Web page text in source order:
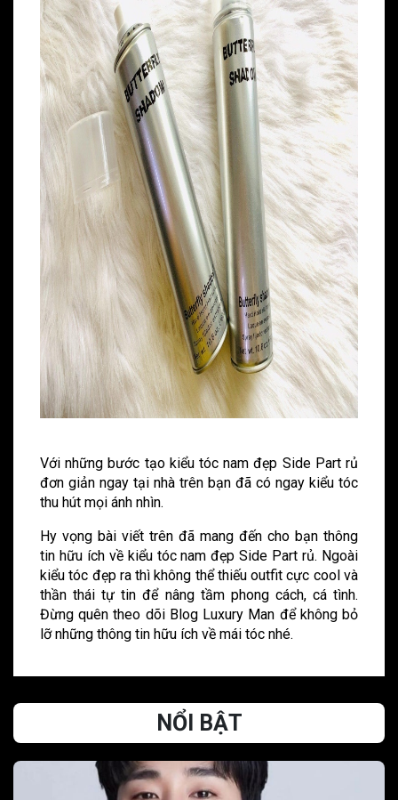
Với những bước tạo kiểu tóc nam đẹp Side Part rủ
đơn giản ngay tại nhà trên bạn đã có ngay kiểu tóc
thu hút mọi ánh nhìn.
Hy vọng bài viết trên đã mang đến cho bạn thông
tin hữu ích về kiểu tóc nam đẹp Side Part rủ. Ngoài
kiểu tóc đẹp ra thì không thể thiếu outfit cực cool và
thần thái tự tin để nâng tầm phong cách, cá tình.
Đừng quên theo dõi Blog Luxury Man để không bỏ
lỡ những thông tin hữu ích về mái tóc nhé.
NỔI BẬT